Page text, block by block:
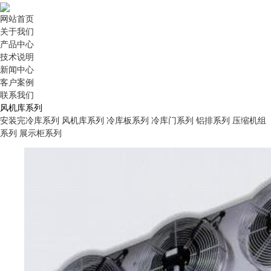
网站首页
关于我们
产品中心
技术说明
新闻中心
客户案例
联系我们
风机库系列
安装完冷库系列 风机库系列 冷库板系列 冷库门系列 铝排系列 压缩机组
系列 展示柜系列